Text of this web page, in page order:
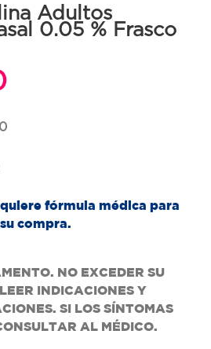
Adultos
0.05 % Frasco
0
fórmula médica para
su compra.
NO EXCEDER SU
INDICACIONES Y
SI LOS SÍNTOMAS
AL MÉDICO.